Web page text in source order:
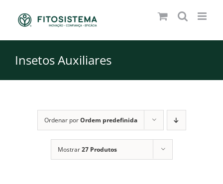
Insetos Auxiliares
Ordenar porOrdem predefinida
Mostrar27 Produtos